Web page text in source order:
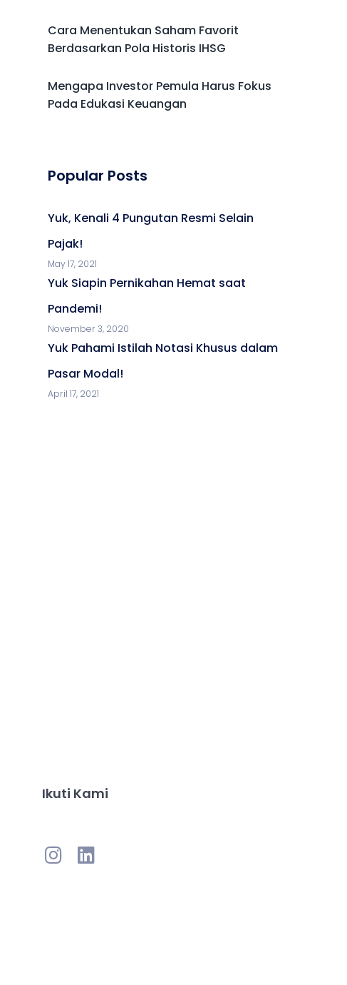
Cara Menentukan Saham Favorit
Berdasarkan Pola Historis IHSG
Mengapa Investor Pemula Harus Fokus
Pada Edukasi Keuangan
Popular Posts
Yuk, Kenali 4 Pungutan Resmi Selain
Pajak!
May 17, 2021
Yuk Siapin Pernikahan Hemat saat
Pandemi!
November 3, 2020
Yuk Pahami Istilah Notasi Khusus dalam
Pasar Modal!
April 17, 2021
Ikuti Kami